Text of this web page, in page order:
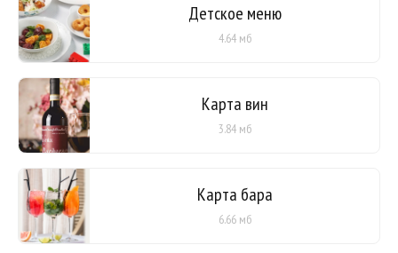
Детское меню
4.64 мб
Карта вин
3.84 мб
Карта бара
6.66 мб